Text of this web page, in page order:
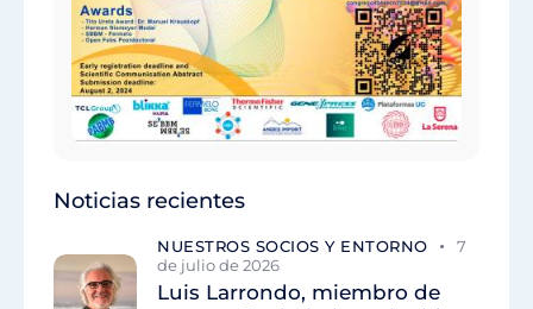
Noticias recientes
NUESTROS SOCIOS Y ENTORNO
7
de julio de 2026
Luis Larrondo, miembro de